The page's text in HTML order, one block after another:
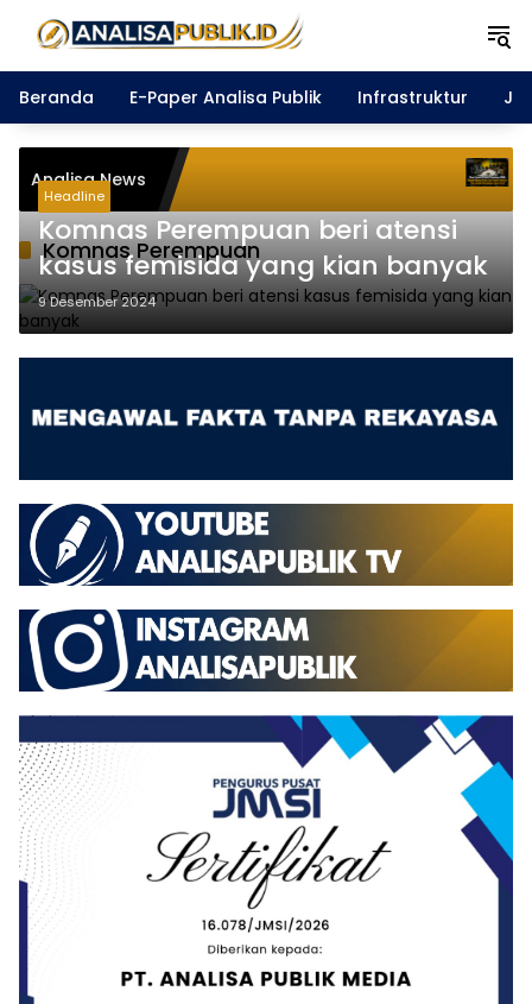
Beranda
E-Paper Analisa Publik Infrastruktur
Analisa News
Usai Juara
Green Army
untuk
Komnas Perempuan
Headline
Komnas Perempuan beri atensi
kasus femisida yang kian banyak
9 Desember 2024